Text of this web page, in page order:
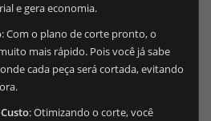
e gera economia.
: Com o plano de corte pronto, o
mais rápido. Pois você já sabe
cada peça será cortada, evitando
: Otimizando o corte, você